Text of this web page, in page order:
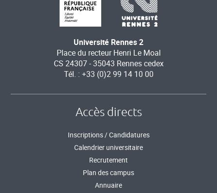
Université Rennes 2
Place du recteur Henri Le Moal
CS 24307 - 35043 Rennes cedex
Tél. : +33 (0)2 99 14 10 00
Accès directs
Inscriptions / Candidatures
Calendrier universitaire
Recrutement
Plan des campus
Annuaire